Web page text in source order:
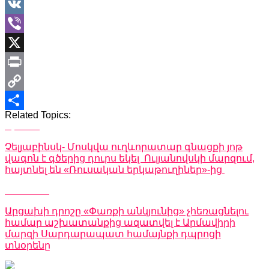
WhatsApp
VK
Viber
X
Print
Copy
Link
Share
Related Topics:
Չելյաբինսկ- Մոսկվա ուղևորատար գնացքի յոթ
վագոն է գծերից դուրս եկել Ուլյանովսկի մարզում,
հայտնել են «Ռուսական երկաթուղիներ»-ից
Արցախի դրոշը «Փառքի անկյունից» չհեռացնելու
համար աշխատանքից ազատվել է Արմավիրի
մարզի Սարդարապատ համայնքի դպրոցի
տնօրենը